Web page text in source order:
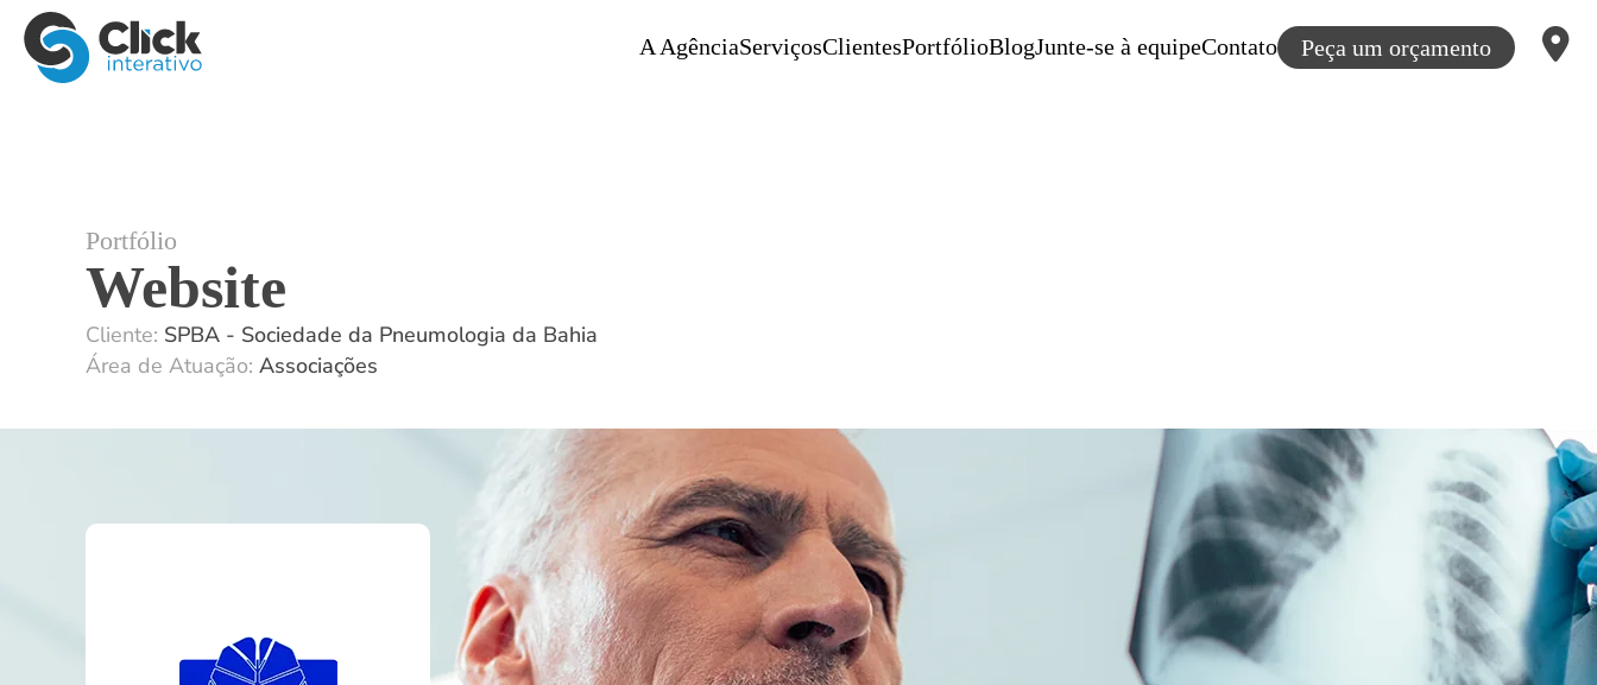
A AgênciaServiçosClientesPortfólioBlogJunte-se à equipeContato Peça um orçamento
Portfólio
Website
Cliente: SPBA - Sociedade da Pneumologia da Bahia
Área de Atuação: Associações